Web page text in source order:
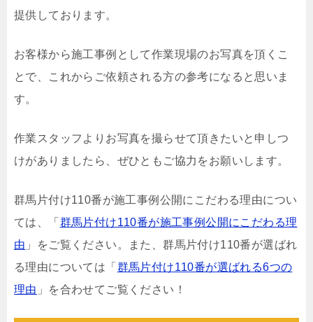
提供しております。
お客様から施工事例として作業現場のお写真を頂くこ
とで、これからご依頼される方の参考になると思いま
す。
作業スタッフよりお写真を撮らせて頂きたいと申しつ
けがありましたら、ぜひともご協力をお願いします。
群馬片付け110番が施工事例公開にこだわる理由につい
ては、「 群馬片付け110番が施工事例公開にこだわる理
由 」をご覧ください。また、群馬片付け110番が選ばれ
る理由については「 群馬片付け110番が選ばれる6つの
理由 」を合わせてご覧ください！